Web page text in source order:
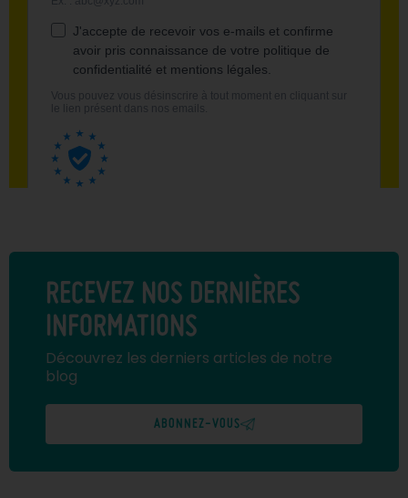
RECEVEZ NOS DERNIÈRES
INFORMATIONS
Découvrez les derniers articles de notre
blog
ABONNEZ-VOUS